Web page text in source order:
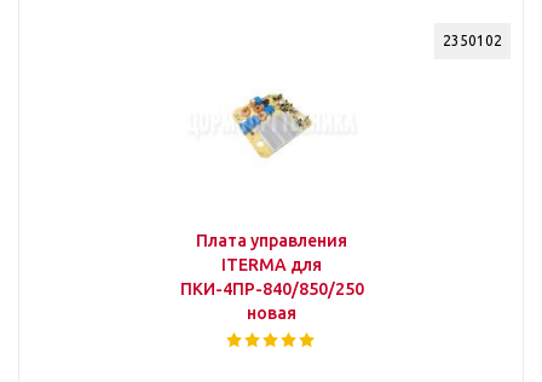
2350102
Плата управления
ITERMA для
ПКИ-4ПР-840/850/250
новая